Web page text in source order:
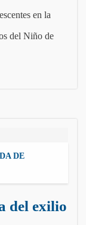
en la
del Niño de
DE
del exilio